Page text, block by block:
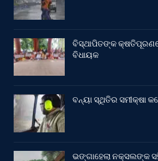
ବିସ୍ଥାପିତଙ୍କ
ବିଧାୟକ
ବନ୍ୟା ସ୍ଥିତିର ସମୀକ୍ଷା
ଭଙ୍ଗାହେଲା ନକ୍ସଲଙ୍କ